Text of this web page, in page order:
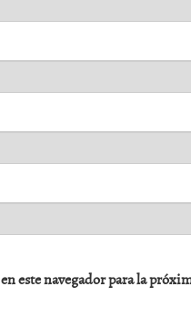
este navegador para la